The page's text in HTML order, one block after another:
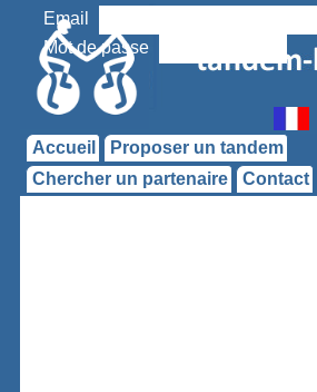
Email
Mot de passe
Accueil
Proposer un tandem
Chercher un partenaire
Contact